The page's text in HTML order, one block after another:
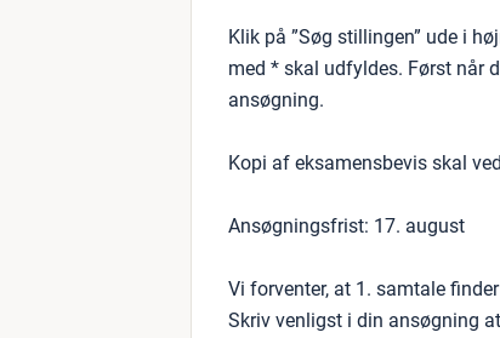
Klik på ”Søg stillingen” ude i
med * skal udfyldes. Først når
ansøgning.
Kopi af eksamensbevis skal
Ansøgningsfrist: 17. august
Vi forventer, at 1. samtale
Skriv venligst i din ansøgning